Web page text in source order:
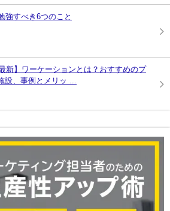
強すべき6つのこと
最新】ワーケーションとは？おすすめのプ
設、事例とメリッ ...